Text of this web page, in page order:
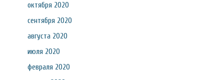
октября 2020
сентября 2020
августа 2020
июля 2020
февраля 2020